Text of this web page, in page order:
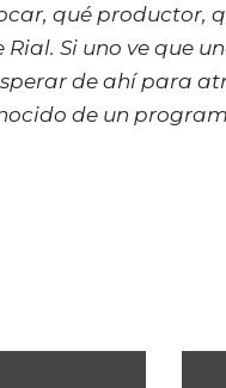
qué productor,
Si uno ve que
de ahí para
de un